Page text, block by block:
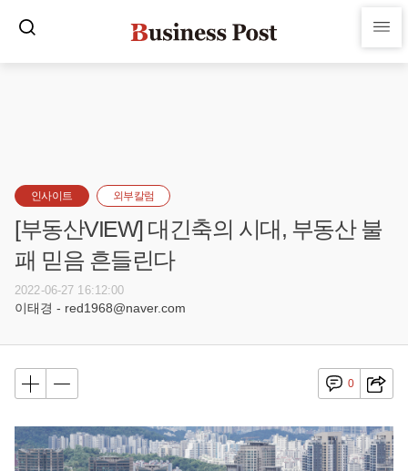
인사이트 외부칼럼
[부동산VIEW] 대긴축의 시대, 부동산 불
패 믿음 흔들린다
2022-06-27 16:12:00
이태경 - red1968@naver.com
0